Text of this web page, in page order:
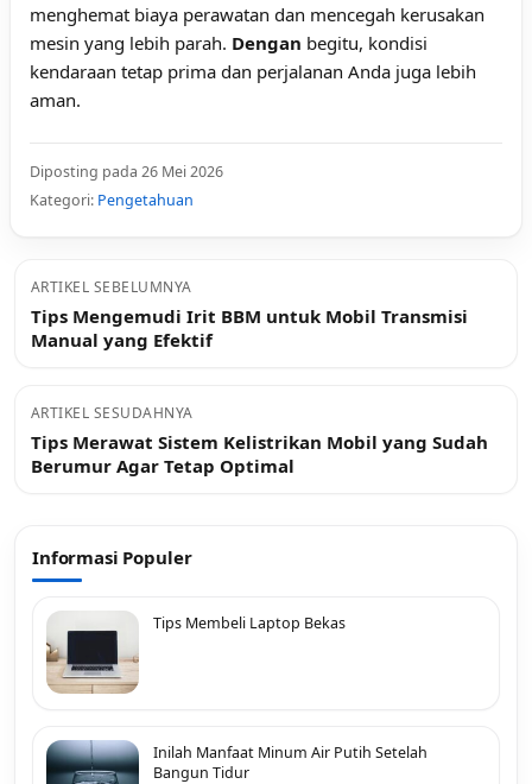
menghemat biaya perawatan dan mencegah kerusakan
mesin yang lebih parah. Dengan begitu, kondisi
kendaraan tetap prima dan perjalanan Anda juga lebih
aman.
Diposting pada 26 Mei 2026
Kategori: Pengetahuan
ARTIKEL SEBELUMNYA
Tips Mengemudi Irit BBM untuk Mobil Transmisi
Manual yang Efektif
ARTIKEL SESUDAHNYA
Tips Merawat Sistem Kelistrikan Mobil yang Sudah
Berumur Agar Tetap Optimal
Informasi Populer
Tips Membeli Laptop Bekas
Inilah Manfaat Minum Air Putih Setelah
Bangun Tidur